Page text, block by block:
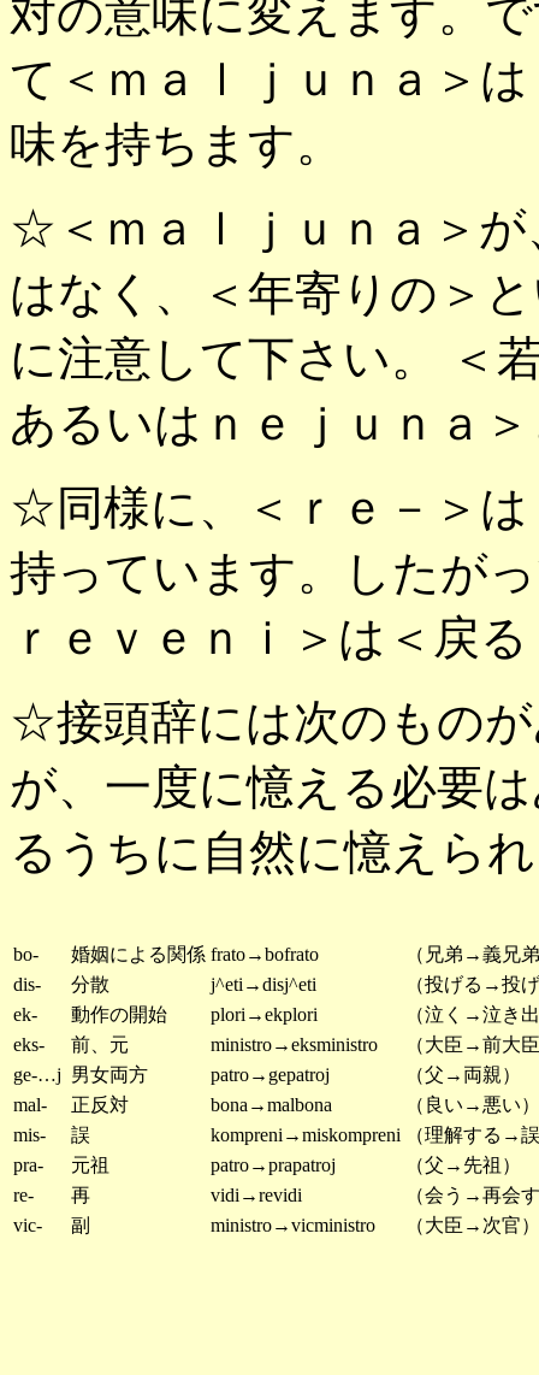
対の意味に変えます。
て＜ｍａｌｊｕｎａ＞
味を持ちます。
☆＜ｍａｌｊｕｎａ＞
はなく、＜年寄りの＞
に注意して下さい。 ＜
あるいはｎｅｊｕｎａ
☆同様に、＜ｒｅ－＞
持っています。したが
ｒｅｖｅｎｉ＞は＜戻
☆接頭辞には次のもの
が、一度に憶える必要
るうちに自然に憶えら
bo- 婚姻による関係 frato→bofrato
（兄弟→義兄
dis-
分散 j^eti→disj^eti
（投げる→投
ek-
動作の開始 plori→ekplori
（泣く→泣き
eks-
前、元 ministro→eksministro
（大臣→前大
ge-…j 男女両方 patro→gepatroj
（父→両親）
mal-
正反対 bona→malbona
（良い→悪い）
mis-
誤 kompreni→miskompreni
（理解する→
pra-
元祖 patro→prapatroj
（父→先祖）
re-
再 vidi→revidi
（会う→再会
vic-
副 ministro→vicministro （大臣→次官）